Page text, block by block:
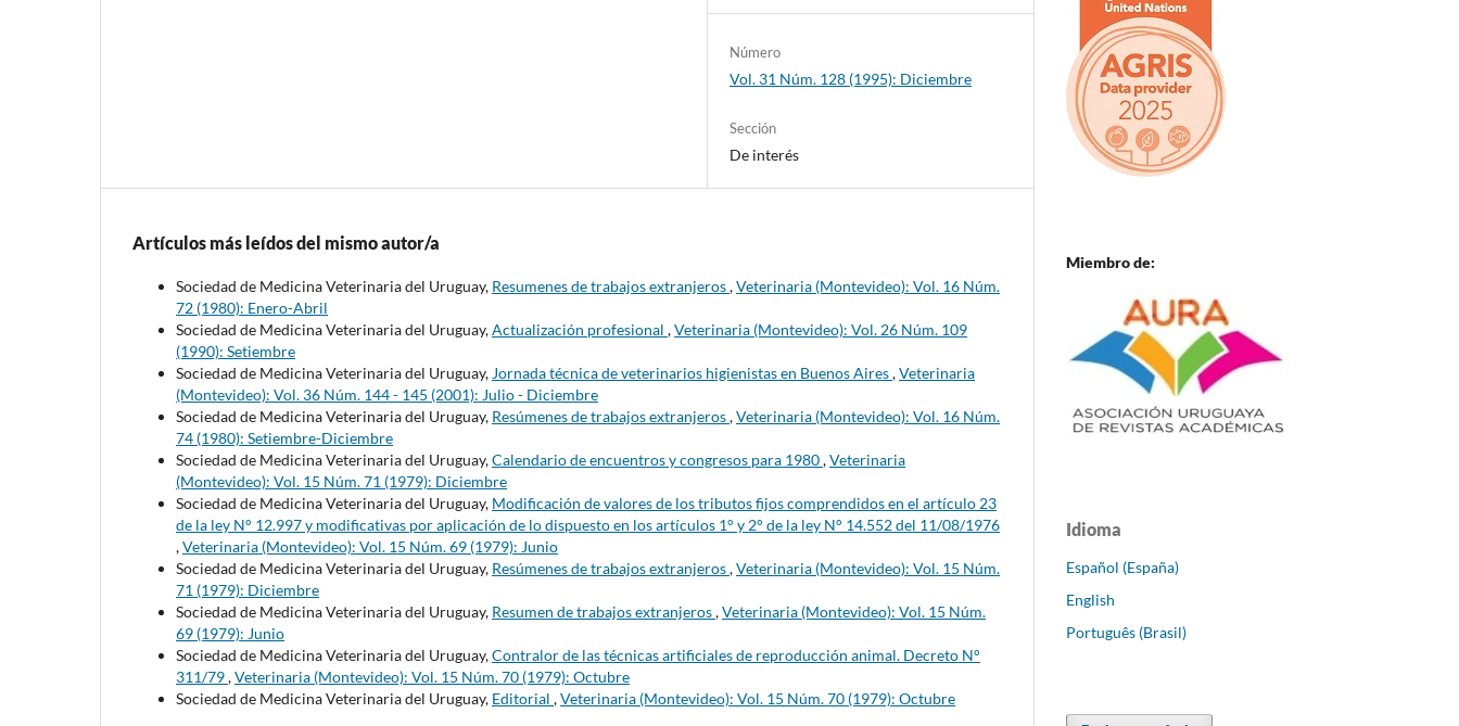
Número
Vol. 31 Núm. 128 (1995): Diciembre
Sección
De interés
Artículos más leídos del mismo autor/a
Sociedad de Medicina Veterinaria del Uruguay, Resumenes de trabajos extranjeros,Veterinaria (Montevideo): Vol. 16 Núm.
72 (1980): Enero-Abril
Sociedad de Medicina Veterinaria del Uruguay,Actualización profesional ,Veterinaria (Montevideo): Vol. 26 Núm. 109
(1990): Setiembre
Sociedad de Medicina Veterinaria del Uruguay, Jornada técnica de veterinarios higienistas en Buenos Aires,Veterinaria
(Montevideo): Vol. 36 Núm. 144 - 145 (2001): Julio - Diciembre
Sociedad de Medicina Veterinaria del Uruguay, Resúmenes de trabajos extranjeros,Veterinaria (Montevideo): Vol. 16 Núm.
74 (1980): Setiembre-Diciembre
Sociedad de Medicina Veterinaria del Uruguay,Calendario de encuentros y congresos para 1980,Veterinaria
(Montevideo): Vol. 15 Núm. 71 (1979): Diciembre
Sociedad de Medicina Veterinaria del Uruguay, Modificación de valores de los tributos fijos comprendidos en el artículo 23
de la ley N° 12.997 y modificativas por aplicación de lo dispuesto en los artículos 1° y 2° de la ley N° 14.552 del 11/08/1976
,Veterinaria (Montevideo): Vol. 15 Núm. 69 (1979): Junio
Sociedad de Medicina Veterinaria del Uruguay, Resúmenes de trabajos extranjeros,Veterinaria (Montevideo): Vol. 15 Núm.
71 (1979): Diciembre
Sociedad de Medicina Veterinaria del Uruguay, Resumen de trabajos extranjeros,Veterinaria (Montevideo): Vol. 15 Núm.
69 (1979): Junio
Sociedad de Medicina Veterinaria del Uruguay,Contralor de las técnicas artificiales de reproducción animal. Decreto N°
311/79,Veterinaria (Montevideo): Vol. 15 Núm. 70 (1979): Octubre
Sociedad de Medicina Veterinaria del Uruguay, Editorial ,Veterinaria (Montevideo): Vol. 15 Núm. 70 (1979): Octubre
Miembro de:
Idioma
Español (España)
English
Português (Brasil)